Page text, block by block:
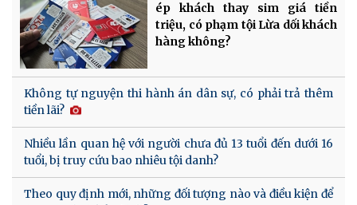
ép khách thay sim giá tiền
triệu, có phạm tội Lừa dối khách
hàng không?
Không tự nguyện thi hành án dân sự, có phải trả thêm
tiền lãi?
Nhiều lần quan hệ với người chưa đủ 13 tuổi đến dưới 16
tuổi, bị truy cứu bao nhiêu tội danh?
Theo quy định mới, những đối tượng nào và điều kiện để